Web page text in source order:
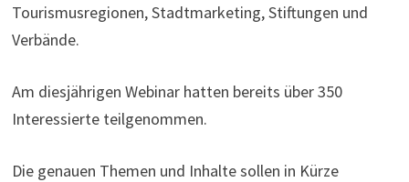
Tourismusregionen, Stadtmarketing, Stiftungen und
Verbände.
Am diesjährigen Webinar hatten bereits über 350
Interessierte teilgenommen.
Die genauen Themen und Inhalte sollen in Kürze